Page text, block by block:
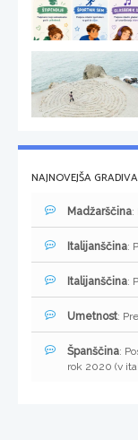
NAJNOVEJŠA GRADIVA
Madžarščina:
Italijanščina:
Italijanščina:
Umetnost:
Španščina:
rok 2020 (v